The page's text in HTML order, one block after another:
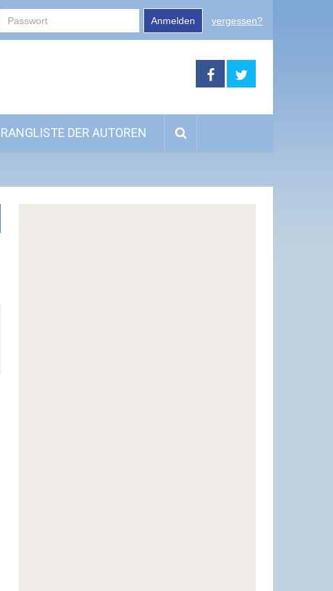
Anmelden vergessen?
RANGLISTE DER AUTOREN